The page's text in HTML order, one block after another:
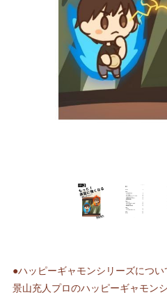
●ハッピーギャモンシリーズについ
景山充人プロのハッピーギャモン